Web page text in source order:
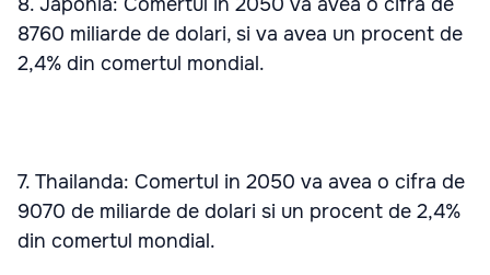
8760 miliarde de dolari, si va avea un procent de
2,4% din comertul mondial.
7. Thailanda: Comertul in 2050 va avea o cifra de
9070 de miliarde de dolari si un procent de 2,4%
din comertul mondial.